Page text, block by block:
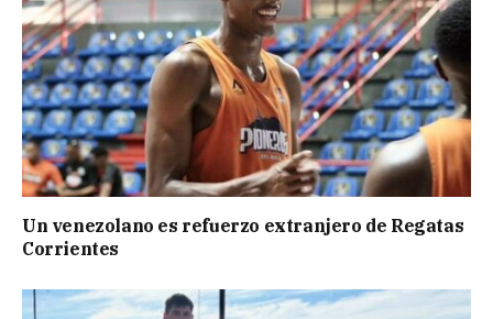
Un venezolano es refuerzo extranjero de Regatas
Corrientes